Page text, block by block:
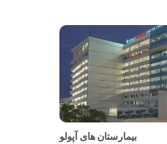
بیمارستان های آپولو